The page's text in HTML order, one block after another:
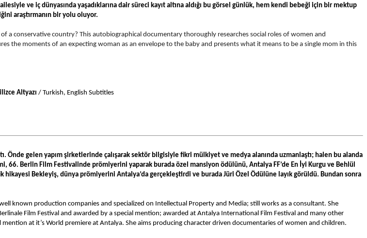
ve iç dünyasında yaşadıklarına dair süreci kayıt altına aldığı bu görsel günlük, hem kendi bebeği için bir mektup
araştırmanın bir yolu oluyor.
a conservative country? This autobiographical documentary thoroughly researches social roles of women and
the moments of an expecting woman as an envelope to the baby and presents what it means to be a single mom in this
Altyazı / Turkish, English Subtitles
Önde gelen yapım şirketlerinde çalışarak sektör bilgisiyle fikri mülkiyet ve medya alanında uzmanlaştı; halen bu alanda
66. Berlin Film Festivalinde prömiyerini yaparak burada özel mansiyon ödülünü, Antalya FF’de En İyi Kurgu ve Behlül
Bekleyiş, dünya prömiyerini Antalya’da gerçekleştirdi ve burada Jüri Özel Ödülüne layık görüldü. Bundan sonra
known production companies and specialized on Intellectual Property and Media; still works as a consultant. She
Film Festival and awarded by a special mention; awarded at Antalya International Film Festival and many other
at it’s World premiere at Antalya. She aims producing character driven documentaries of women and children.